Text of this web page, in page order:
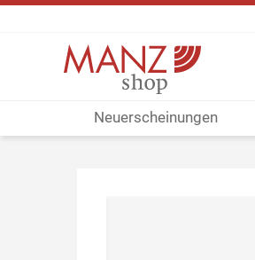
Neuerscheinungen